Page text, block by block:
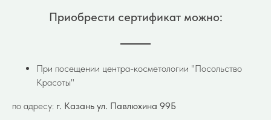
Приобрести сертификат можно:
При посещении центра-косметологии "Посольство
Красоты"
по адресу: г. Казань ул. Павлюхина 99Б